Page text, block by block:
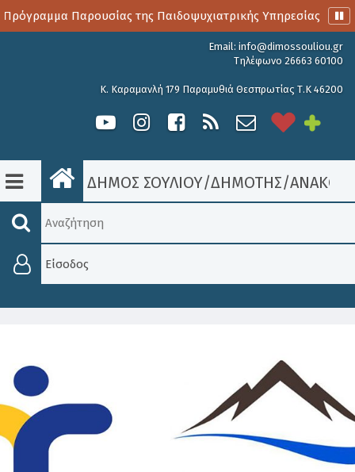
Παρουσίας της Παιδοψυχιατρικής Υπηρεσίας
Email: info@dimossouliou.gr
Τηλέφωνο 26663 60100
Κ. Καραμανλή 179 Παραμυθιά Θεσπρωτίας Τ.Κ 46200
ΔΗΜΟΣ ΣΟΥΛΙΟΥ/ΔΗΜΟΤΗΣ/
Είσοδος